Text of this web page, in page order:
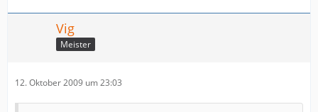
Vig
Meister
12. Oktober 2009 um 23:03